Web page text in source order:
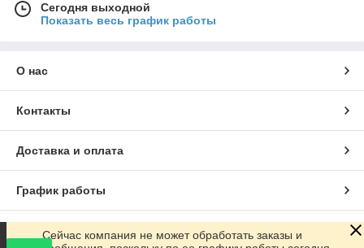
Сегодня выходной
Показать весь график работы
О нас
Контакты
Доставка и оплата
График работы
Полная версия сайта
Сейчас компания не может обработать заказы и